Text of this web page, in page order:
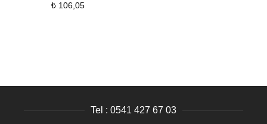
₺106,05
Tel : 0541 427 67 03